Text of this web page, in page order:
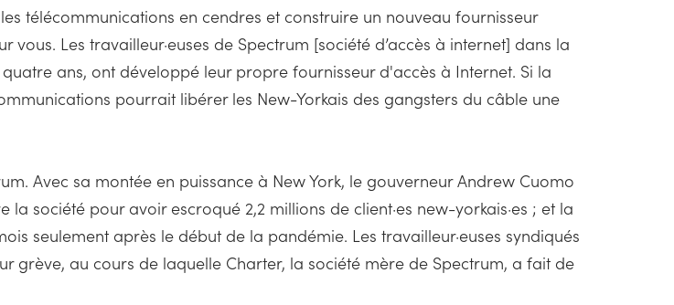
télécommunications en cendres et construire un nouveau fournisseur
Les travailleur·euses de Spectrum [société d’accès à internet] dans la
ans, ont développé leur propre fournisseur d'accès à Internet. Si la
pourrait libérer les New-Yorkais des gangsters du câble une
Avec sa montée en puissance à New York, le gouverneur Andrew Cuomo
société pour avoir escroqué 2,2 millions de client·es new-yorkais·es ; et la
seulement après le début de la pandémie. Les travailleur·euses syndiqués
grève, au cours de laquelle Charter, la société mère de Spectrum, a fait de